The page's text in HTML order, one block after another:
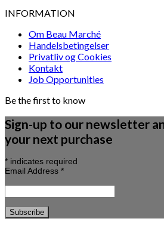
INFORMATION
Om Beau Marché
Handelsbetingelser
Privatliv og Cookies
Kontakt
Job Opportunities
Be the first to know
Sign-up to our newsletter
your next purchase
* indicates required
Email Address *